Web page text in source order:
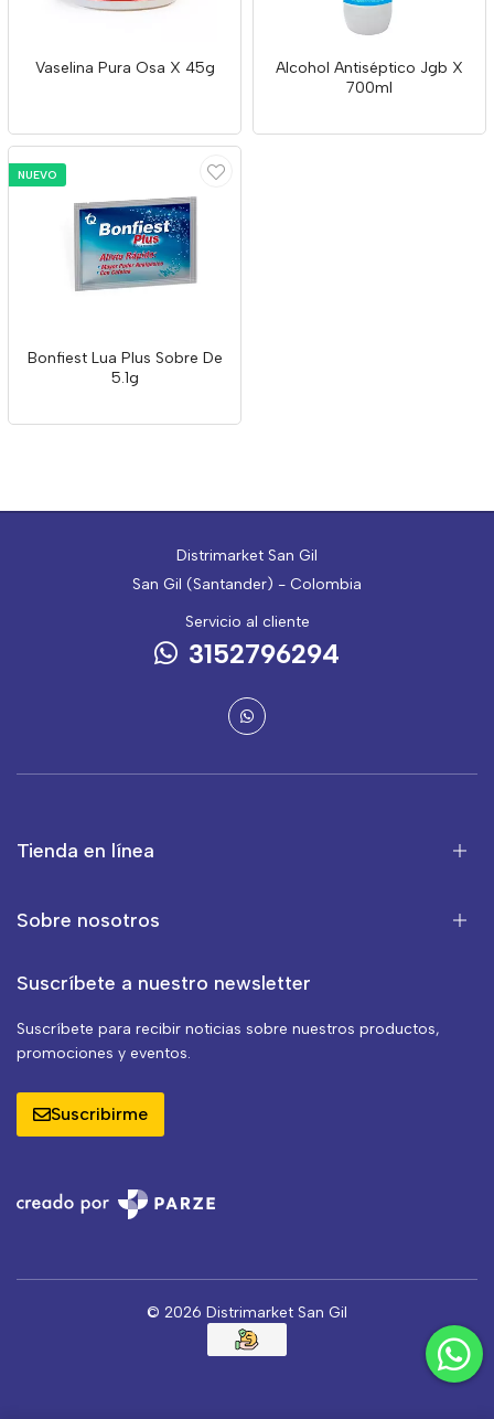
Vaselina Pura Osa X 45g
Alcohol Antiséptico Jgb X
700ml
NUEVO
Bonfiest Lua Plus Sobre De
5.1g
Distrimarket San Gil
San Gil (Santander) - Colombia
Servicio al cliente
3152796294
Tienda en línea
Sobre nosotros
Suscríbete a nuestro newsletter
Suscríbete para recibir noticias sobre nuestros productos,
promociones y eventos.
Suscribirme
© 2026 Distrimarket San Gil